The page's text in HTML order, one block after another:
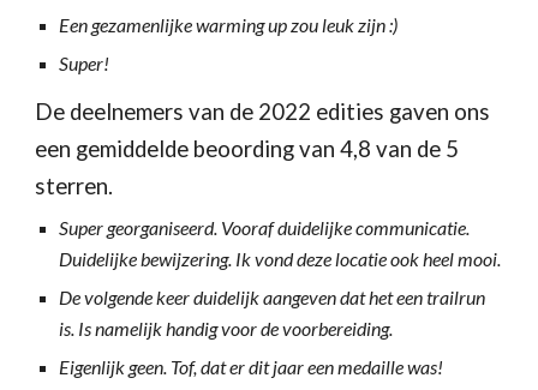
Een gezamenlijke warming up zou leuk zijn :)
Super!
De deelnemers van de 2022 edities gaven ons
een gemiddelde beoording van 4,8 van de 5
sterren.
Super georganiseerd. Vooraf duidelijke communicatie.
Duidelijke bewijzering. Ik vond deze locatie ook heel mooi.
De volgende keer duidelijk aangeven dat het een trailrun
is. Is namelijk handig voor de voorbereiding.
Eigenlijk geen. Tof, dat er dit jaar een medaille was!